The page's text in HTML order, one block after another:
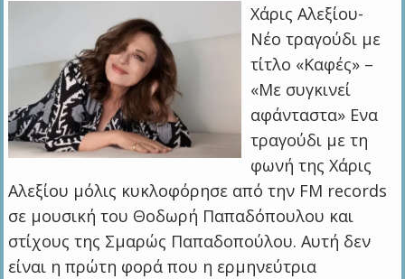
Χάρις Αλεξίου-
Νέο τραγούδι με
τίτλο «Καφές» –
«Με συγκινεί
αφάνταστα» Ενα
τραγούδι με τη
φωνή της Χάρις
Αλεξίου μόλις κυκλοφόρησε από την FM records
σε μουσική του Θοδωρή Παπαδόπουλου και
στίχους της Σμαρώς Παπαδοπούλου. Αυτή δεν
είναι η πρώτη φορά που η ερμηνεύτρια